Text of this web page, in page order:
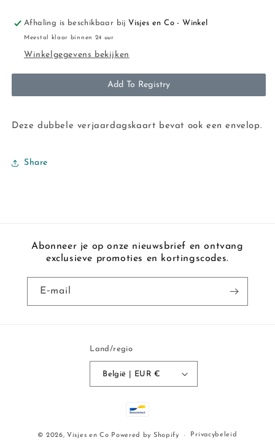
Afhaling is beschikbaar bijVisjes en Co - Winkel
Meestal klaar binnen 24 uur
Winkelgegevens bekijken
Add To Registry
Deze dubbele verjaardagskaart bevat ook een envelop.
Share
Abonneer je op onze nieuwsbrief en ontvang
exclusieve promoties en kortingscodes.
E‑mail
Land/regio
België | EUR €
Betaalmethoden
© 2026, Visjes en Co Powered by Shopify Privacybeleid